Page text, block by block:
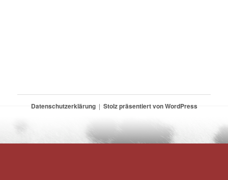
Datenschutzerklärung Stolz präsentiert von WordPress